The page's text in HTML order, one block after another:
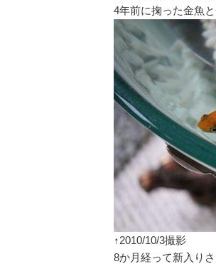
4年前に掬った金魚
↑2010/10/3撮影
8か月経って新入り